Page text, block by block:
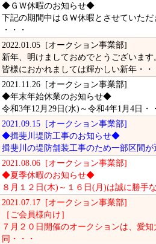
◆ＧＷ休暇のお知らせ◆
下記の期間中はＧＷ休暇とさせていただ
・・・
2022.01.05 [オークション事業部]
新年、明けましておめでとうございます
皆様におかれましては輝かしい新年・・
2021.11.26 [オークション事業部]
◆年末年始休業のお知らせ◆
令和3年12月29日(水)～令和4年1月4日・
2021.09.15 [オークション事業部]
◆揖斐川堤防工事のお知らせ◆
揖斐川の堤防舗装工事のため一部区間が
2021.08.06 [オークション事業部]
◆夏季休暇のお知らせ◆
８月１２日(木)～１６日(月)は誠に勝手
2021.07.17 [オークション事業部]
［ご会員様向け］
７月２０日開催のオークションは、愛
同・・・